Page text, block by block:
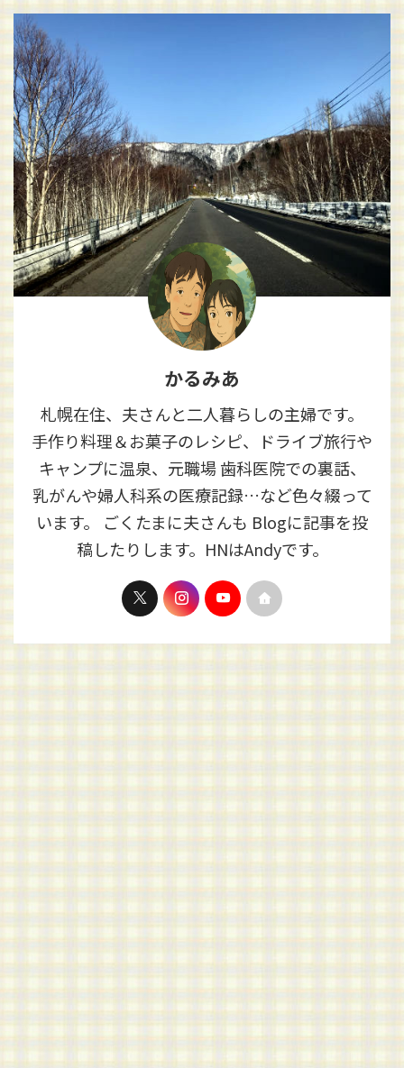
かるみあ
札幌在住、夫さんと二人暮らしの主婦です。
手作り料理＆お菓子のレシピ、ドライブ旅行や
キャンプに温泉、元職場 歯科医院での裏話、
乳がんや婦人科系の医療記録…など色々綴って
います。 ごくたまに夫さんも Blogに記事を投
稿したりします。HNはAndyです。